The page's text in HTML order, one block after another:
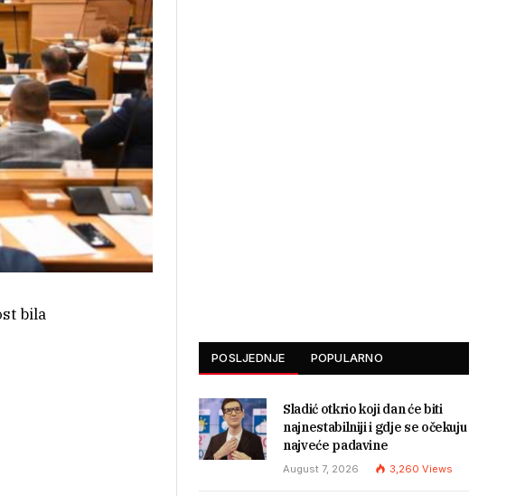
bila
POSLJEDNJE POPULARNO
Sladić otkrio koji dan će biti
najnestabilniji i gdje se očekuju
najveće padavine
August 7, 2026 3,260 Views